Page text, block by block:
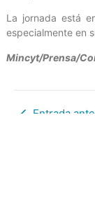
La jornada está
especialmente en
Mincyt/Prensa/
Entrada